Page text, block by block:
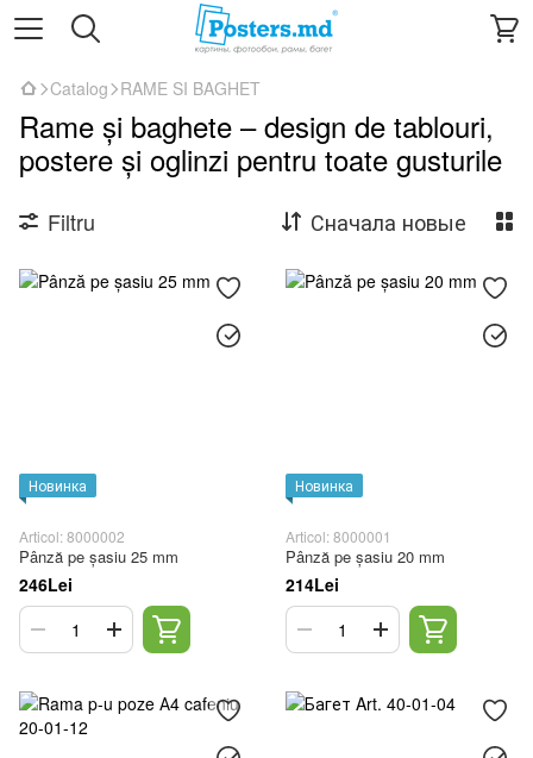
Catalog RAME SI BAGHET
Rame și baghete – design de tablouri,
postere și oglinzi pentru toate gusturile
Filtru Сначала новые
Новинка
Articol: 8000002
Pânză pe șasiu 25 mm
246Lei
Новинка
Articol: 8000001
Pânză pe șasiu 20 mm
214Lei